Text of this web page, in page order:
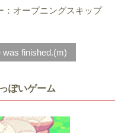
：オープニングスキップ
was finished.(m)
ぽいゲーム